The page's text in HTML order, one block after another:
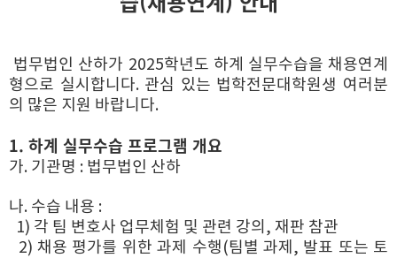
법무법인 산하가 2025학년도 하계 실무수습을 채용연계
형으로 실시합니다. 관심 있는 법학전문대학원생 여러분
의 많은 지원 바랍니다.
1. 하계 실무수습 프로그램 개요
가. 기관명 : 법무법인 산하
나. 수습 내용 :
1) 각 팀 변호사 업무체험 및 관련 강의, 재판 참관
2) 채용 평가를 위한 과제 수행(팀별 과제, 발표 또는 토